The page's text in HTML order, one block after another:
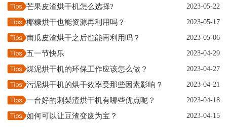
芒果皮渣烘干机怎么选择? 2023-05-22
椰糠烘干也能资源再利用吗？ 2023-05-17
南瓜皮渣烘干之后也能再利用吗？ 2023-05-06
五一节快乐 2023-04-29
煤泥烘干机的环保工作应该怎么做？ 2023-04-27
污泥烘干机的烘干效率受那些因素影响？ 2023-04-21
一台好的刺梨渣烘干机有哪些优点呢？ 2023-04-18
如何可以让豆渣变废为宝？ 2023-04-15